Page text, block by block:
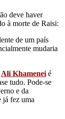
deve haver
à morte de Raisi:
de um país
mudaria
Ali Khamenei é
tudo. Pode-se
e da
já fez uma